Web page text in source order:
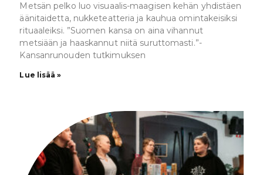
Metsän pelko luo visuaalis-maagisen kehän yhdistäen
äänitaidetta, nukketeatteria ja kauhua omintakeisiksi
rituaaleiksi. ”Suomen kansa on aina vihannut
metsiään ja haaskannut niitä suruttomasti.”-
Kansanrunouden tutkimuksen
Lue lisää »